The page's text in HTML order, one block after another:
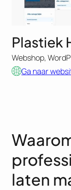
Plastiek
Webshop,
Ga naar
laten